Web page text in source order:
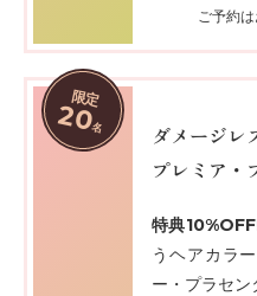
ご予約
限定
20名
ダメージレ
プレミア・
特典
うヘアカラ
ー・プラセン